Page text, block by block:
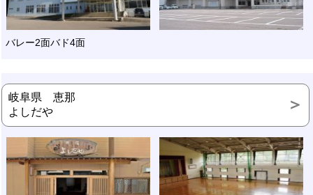
バレー2面バド4面
岐阜県 恵那
よしだや